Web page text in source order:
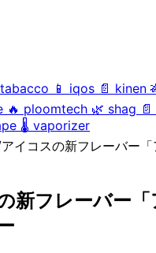
📱 iqos 📄 kinen
🔥 ploomtech 🌿 shag 📄
🌡️ vaporizer
アイコスの新フレーバー
新フレーバー「